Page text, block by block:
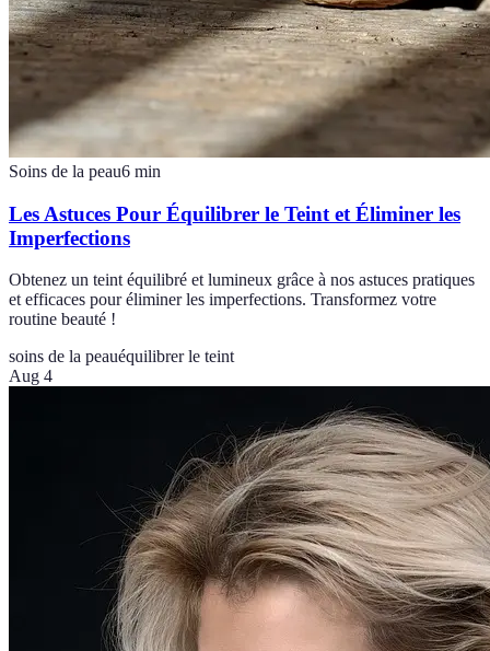
Soins de la peau6 min
Les Astuces Pour Équilibrer le Teint et Éliminer les
Imperfections
Obtenez un teint équilibré et lumineux grâce à nos astuces pratiques
et efficaces pour éliminer les imperfections. Transformez votre
routine beauté !
soins de la peauéquilibrer le teint
Aug 4